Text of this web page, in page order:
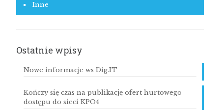
Inne
Ostatnie wpisy
Nowe informacje ws Dig.IT
Kończy się czas na publikację ofert hurtowego
dostępu do sieci KPO4